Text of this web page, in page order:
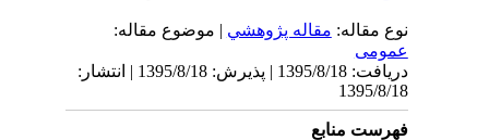
نوع مقاله:مقاله پژوهشي| موضوع مقاله:
عمومى
دریافت: 1395/8/18 | پذیرش: 1395/8/18 | انتشار:
1395/8/18
فهرست منابع